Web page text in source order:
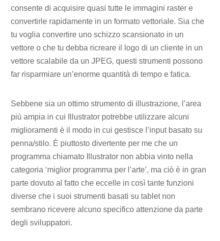
consente di acquisire quasi tutte le immagini raster e
convertirle rapidamente in un formato vettoriale. Sia che
tu voglia convertire uno schizzo scansionato in un
vettore o che tu debba ricreare il logo di un cliente in un
vettore scalabile da un JPEG, questi strumenti possono
far risparmiare un’enorme quantità di tempo e fatica.
Sebbene sia un ottimo strumento di illustrazione, l’area
più ampia in cui Illustrator potrebbe utilizzare alcuni
miglioramenti è il modo in cui gestisce l’input basato su
penna/stilo. È piuttosto divertente per me che un
programma chiamato Illustrator non abbia vinto nella
categoria ‘miglior programma per l’arte’, ma ciò è in gran
parte dovuto al fatto che eccelle in così tante funzioni
diverse che i suoi strumenti basati su tablet non
sembrano ricevere alcuno specifico attenzione da parte
degli sviluppatori.